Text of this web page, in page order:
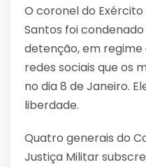
O coronel do
Santos foi
detenção, em
redes sociais que os
no dia 8 de Janeiro.
liberdade.
Quatro generais do
Justiça Militar